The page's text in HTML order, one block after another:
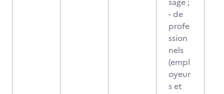
- de
profe
ssion
nels
(empl
oyeur
s et